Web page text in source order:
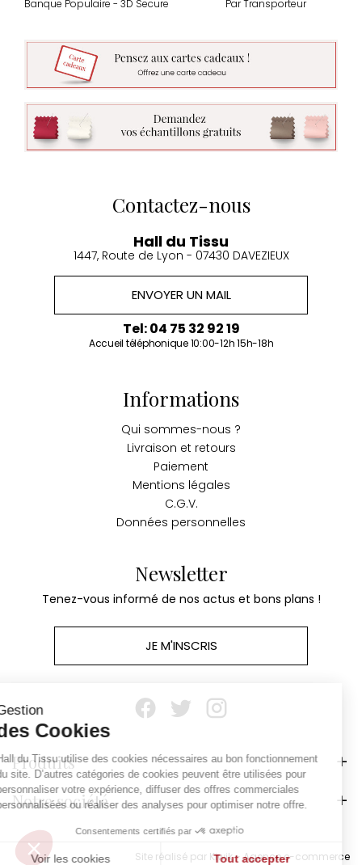
Continuer sans accepter
Gestion
des Cookies
Hall du Tissu utilise des cookies nécessaires au bon fonctionnement
du site. D’autres catégories de cookies peuvent être utilisées pour
personnaliser votre expérience, diffuser des offres commerciales
personnalisées ou réaliser des analyses pour optimiser notre offre.
Consentements certifiés par
Voir les cookies Tout accepter
Banque Populaire - 3D Secure Par Transporteur
Contactez-nous
Hall du Tissu
1447, Route de Lyon - 07430 DAVEZIEUX
ENVOYER UN MAIL
Tel: 04 75 32 92 19
Accueil téléphonique 10:00-12h 15h-18h
Informations
Qui sommes-nous ?
Livraison et retours
Paiement
Mentions légales
C.G.V.
Données personnelles
Newsletter
Tenez-vous informé de nos actus et bons plans !
JE M'INSCRIS
Produits
Notre société
Site réalisé par Kiwik - Agence e-commerce